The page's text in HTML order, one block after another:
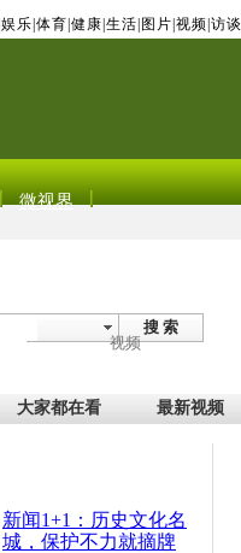
娱乐 体育 健康 生活 图片 视频 访谈
微视界
搜 索
视频
大家都在看 最新视频
新闻1+1：历史文化名
城，保护不力就摘牌